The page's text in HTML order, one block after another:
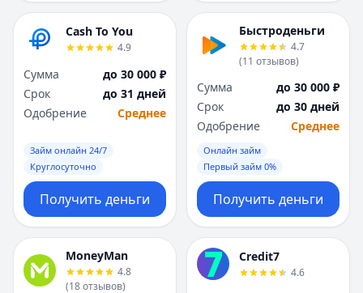
Cash To You
4.9
Сумма
до 30 000 ₽
Срок
до 31 дней
Одобрение
Среднее
Займ онлайн 24/7
Круглосуточно
Получить деньги
Быстроденьги
4.7
(11 отзывов)
Сумма
до 30 000 ₽
Срок
до 30 дней
Одобрение
Среднее
Онлайн займ
Первый займ 0%
Получить деньги
MoneyMan
4.8
(18отзывов)
Credit7
4.6